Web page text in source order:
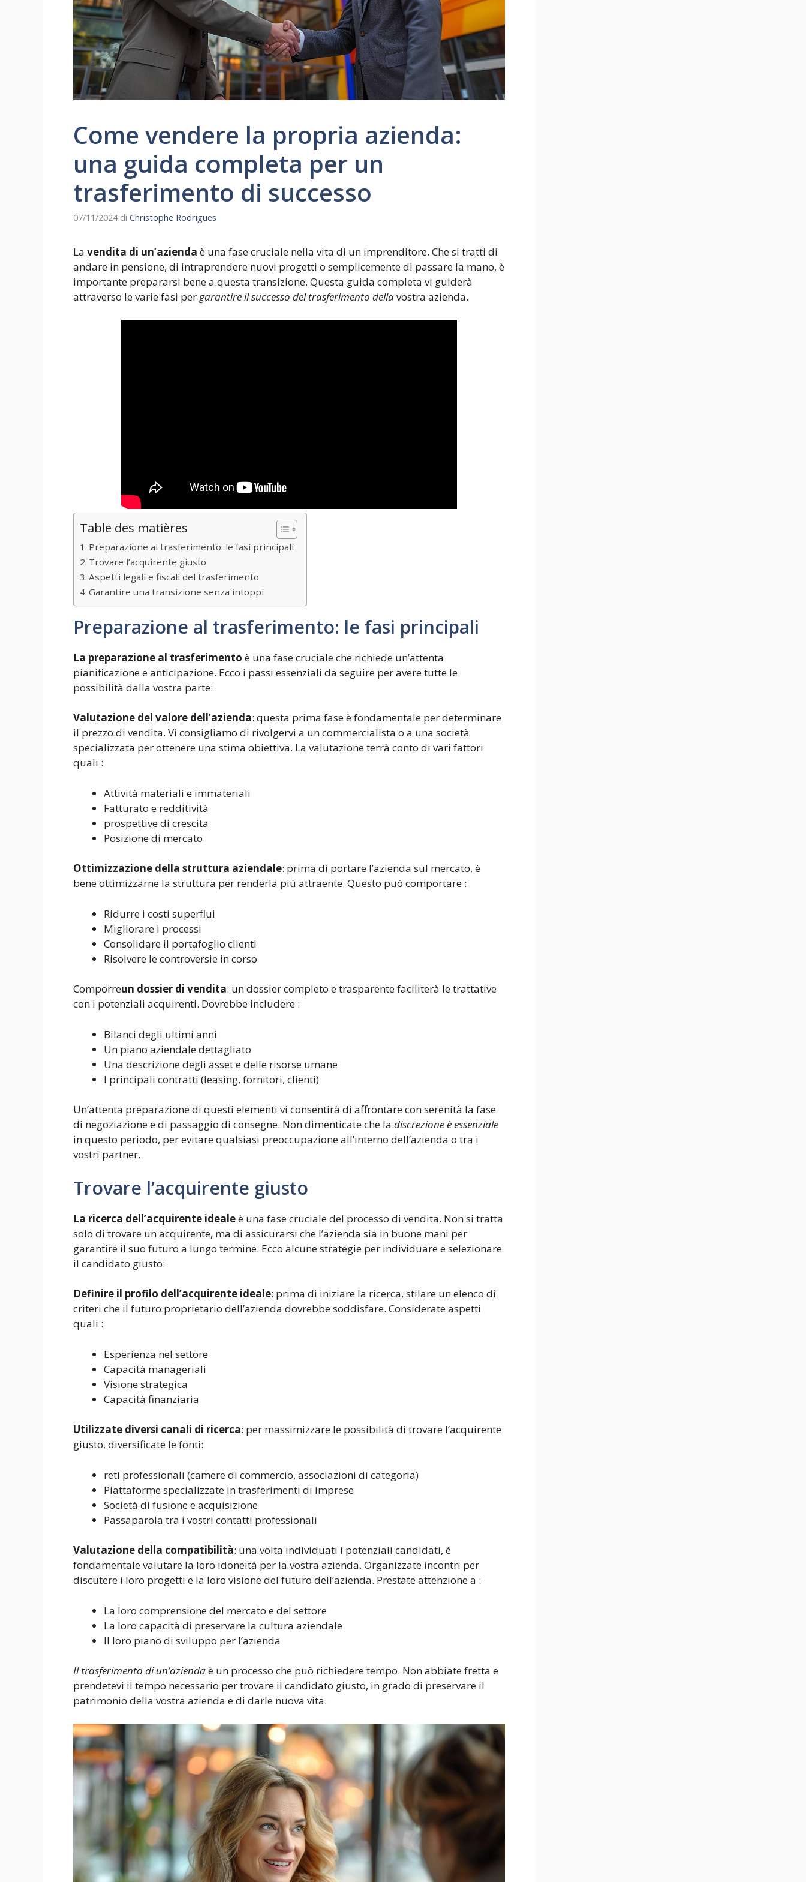
Come vendere la propria azienda:
una guida completa per un
trasferimento di successo
07/11/2024 di Christophe Rodrigues
La vendita di un’azienda è una fase cruciale nella vita di un imprenditore. Che si tratti di
andare in pensione, di intraprendere nuovi progetti o semplicemente di passare la mano, è
importante prepararsi bene a questa transizione. Questa guida completa vi guiderà
attraverso le varie fasi pergarantire il successo del trasferimento dellavostra azienda.
Table des matières
Preparazione al trasferimento: le fasi principali
Trovare l’acquirente giusto
Aspetti legali e fiscali del trasferimento
Garantire una transizione senza intoppi
Preparazione al trasferimento: le fasi principali
La preparazione al trasferimento è una fase cruciale che richiede un’attenta
pianificazione e anticipazione. Ecco i passi essenziali da seguire per avere tutte le
possibilità dalla vostra parte:
Valutazione del valore dell’azienda: questa prima fase è fondamentale per determinare
il prezzo di vendita. Vi consigliamo di rivolgervi a un commercialista o a una società
specializzata per ottenere una stima obiettiva. La valutazione terrà conto di vari fattori
quali :
Attività materiali e immateriali
Fatturato e redditività
prospettive di crescita
Posizione di mercato
Ottimizzazione della struttura aziendale: prima di portare l’azienda sul mercato, è
bene ottimizzarne la struttura per renderla più attraente. Questo può comportare :
Ridurre i costi superflui
Migliorare i processi
Consolidare il portafoglio clienti
Risolvere le controversie in corso
Comporreun dossier di vendita: un dossier completo e trasparente faciliterà le trattative
con i potenziali acquirenti. Dovrebbe includere :
Bilanci degli ultimi anni
Un piano aziendale dettagliato
Una descrizione degli asset e delle risorse umane
I principali contratti (leasing, fornitori, clienti)
Un’attenta preparazione di questi elementi vi consentirà di affrontare con serenità la fase
di negoziazione e di passaggio di consegne. Non dimenticate che la discrezione è essenziale
in questo periodo, per evitare qualsiasi preoccupazione all’interno dell’azienda o tra i
vostri partner.
Trovare l’acquirente giusto
La ricerca dell’acquirente idealeè una fase cruciale del processo di vendita. Non si tratta
solo di trovare un acquirente, ma di assicurarsi che l’azienda sia in buone mani per
garantire il suo futuro a lungo termine. Ecco alcune strategie per individuare e selezionare
il candidato giusto:
Definire il profilo dell’acquirente ideale: prima di iniziare la ricerca, stilare un elenco di
criteri che il futuro proprietario dell’azienda dovrebbe soddisfare. Considerate aspetti
quali :
Esperienza nel settore
Capacità manageriali
Visione strategica
Capacità finanziaria
Utilizzate diversi canali di ricerca: per massimizzare le possibilità di trovare l’acquirente
giusto, diversificate le fonti:
reti professionali (camere di commercio, associazioni di categoria)
Piattaforme specializzate in trasferimenti di imprese
Società di fusione e acquisizione
Passaparola tra i vostri contatti professionali
Valutazione della compatibilità: una volta individuati i potenziali candidati, è
fondamentale valutare la loro idoneità per la vostra azienda. Organizzate incontri per
discutere i loro progetti e la loro visione del futuro dell’azienda. Prestate attenzione a :
La loro comprensione del mercato e del settore
La loro capacità di preservare la cultura aziendale
Il loro piano di sviluppo per l’azienda
Il trasferimento di un’aziendaè un processo che può richiedere tempo. Non abbiate fretta e
prendetevi il tempo necessario per trovare il candidato giusto, in grado di preservare il
patrimonio della vostra azienda e di darle nuova vita.